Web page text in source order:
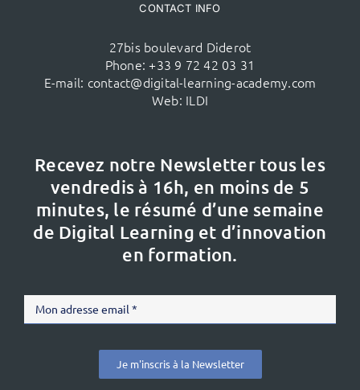
CONTACT INFO
27bis boulevard Diderot
Phone: +33 9 72 42 03 31
E-mail: contact@digital-learning-academy.com
Web: ILDI
Recevez notre Newsletter tous les
vendredis à 16h, en moins de 5
minutes, le résumé d’une semaine
de Digital Learning et d’innovation
en formation.
Je m'inscris à la Newsletter